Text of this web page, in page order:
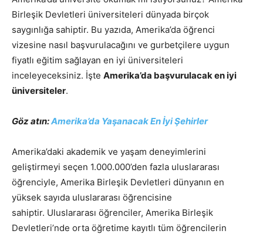
Birleşik Devletleri üniversiteleri dünyada birçok
saygınlığa sahiptir. Bu yazıda, Amerika’da öğrenci
vizesine nasıl başvurulacağını ve gurbetçilere uygun
fiyatlı eğitim sağlayan en iyi üniversiteleri
inceleyeceksiniz. İşte Amerika’da başvurulacak en iyi
üniversiteler.
Göz atın:Amerika’da Yaşanacak En İyi Şehirler
Amerika’daki akademik ve yaşam deneyimlerini
geliştirmeyi seçen 1.000.000’den fazla uluslararası
öğrenciyle, Amerika Birleşik Devletleri dünyanın en
yüksek sayıda uluslararası öğrencisine
sahiptir. Uluslararası öğrenciler, Amerika Birleşik
Devletleri’nde orta öğretime kayıtlı tüm öğrencilerin